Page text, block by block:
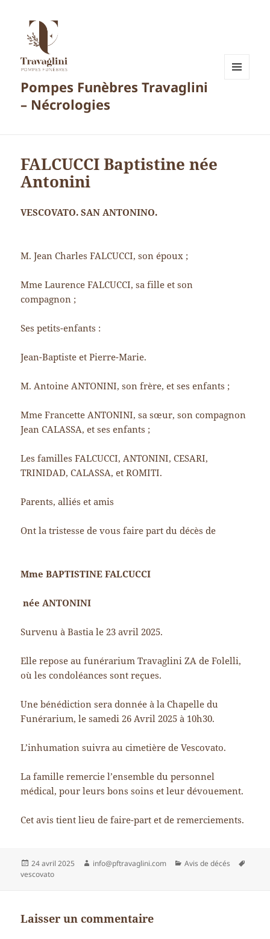
Pompes Funèbres Travaglini
– Nécrologies
FALCUCCI Baptistine née
Antonini
VESCOVATO. SAN ANTONINO.
M. Jean Charles FALCUCCI, son époux ;
Mme Laurence FALCUCCI, sa fille et son
compagnon ;
Ses petits-enfants :
Jean-Baptiste et Pierre-Marie.
M. Antoine ANTONINI, son frère, et ses enfants ;
Mme Francette ANTONINI, sa sœur, son compagnon
Jean CALASSA, et ses enfants ;
Les familles FALCUCCI, ANTONINI, CESARI,
TRINIDAD, CALASSA, et ROMITI.
Parents, alliés et amis
Ont la tristesse de vous faire part du décès de
Mme BAPTISTINE FALCUCCI
née ANTONINI
Survenu à Bastia le 23 avril 2025.
Elle repose au funérarium Travaglini ZA de Folelli,
où les condoléances sont reçues.
Une bénédiction sera donnée à la Chapelle du
Funérarium, le samedi 26 Avril 2025 à 10h30.
L’inhumation suivra au cimetière de Vescovato.
La famille remercie l’ensemble du personnel
médical, pour leurs bons soins et leur dévouement.
Cet avis tient lieu de faire-part et de remerciements.
Publié
le
24 avril 2025 Auteur
info@pftravaglini.com Catégories
Avis de décés
vescovato
Laisser un commentaire